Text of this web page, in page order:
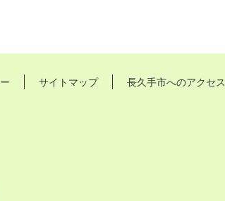
サイトマップ 長久手市へのアクセス